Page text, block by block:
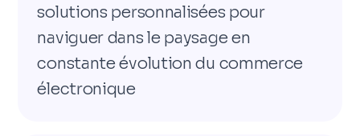
solutions personnalisées pour
naviguer dans le paysage en
constante évolution du commerce
électronique